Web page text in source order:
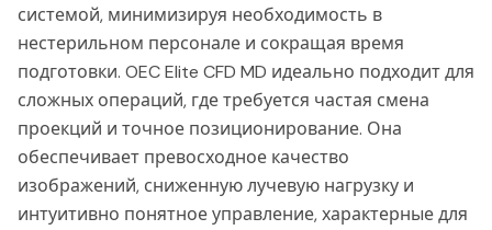
системой, минимизируя необходимость в
нестерильном персонале и сокращая время
подготовки. OEC Elite CFD MD идеально подходит для
сложных операций, где требуется частая смена
проекций и точное позиционирование. Она
обеспечивает превосходное качество
изображений, сниженную лучевую нагрузку и
интуитивно понятное управление, характерные для